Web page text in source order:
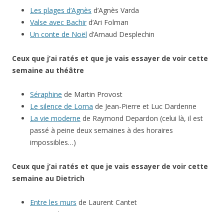
Les plages d’Agnès d’Agnès Varda
Valse avec Bachir d’Ari Folman
Un conte de Noël d’Arnaud Desplechin
Ceux que j’ai ratés et que je vais essayer de voir cette
semaine au théâtre
Séraphine de Martin Provost
Le silence de Lorna de Jean-Pierre et Luc Dardenne
La vie moderne de Raymond Depardon (celui là, il est
passé à peine deux semaines à des horaires
impossibles…)
Ceux que j’ai ratés et que je vais essayer de voir cette
semaine au Dietrich
Entre les murs de Laurent Cantet